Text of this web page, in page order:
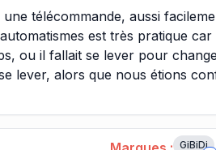
télécommande, aussi
est très pratique
ou il fallait se lever pour
lever, alors que nous étions
à révolutionner la
d'utilisation de nos fermetures
GiBiDi